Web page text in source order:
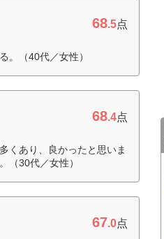
68.5点
。（40代／女性）
68.4点
くあり、良かったと思いま
（30代／女性）
67.0点